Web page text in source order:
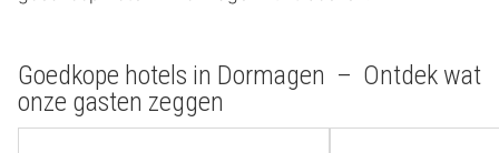
Goedkope hotels in Dormagen – Ontdek wat
onze gasten zeggen